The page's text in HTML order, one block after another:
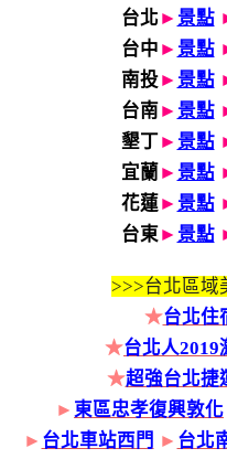
台北 ► 景點
台中 ► 景點
南投► 景點
台南 ► 景點
墾丁 ► 景點
宜蘭 ► 景點
花蓮► 景點
台東► 景點
>>>台北區域
★台北住
★台北人2019
★超強台北捷
► 東區忠孝復興敦化
► 台北車站西門 ► 台北